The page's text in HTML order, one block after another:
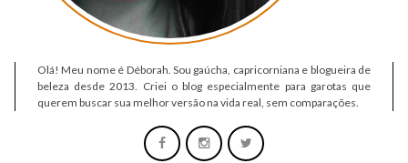
Olá! Meu nome é Déborah. Sou gaúcha, capricorniana e blogueira de
beleza desde 2013. Criei o blog especialmente para garotas que
querem buscar sua melhor versão na vida real, sem comparações.